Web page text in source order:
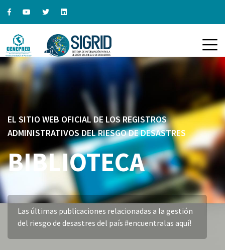
EL SITIO WEB OFICIAL DE LOS REGISTROS
ADMINISTRATIVOS DEL RIESGO DE DESASTRES
BIBLIOTECA
Las últimas publicaciones relacionadas a la gestión
del riesgo de desastres del país #encuentralas aquí!